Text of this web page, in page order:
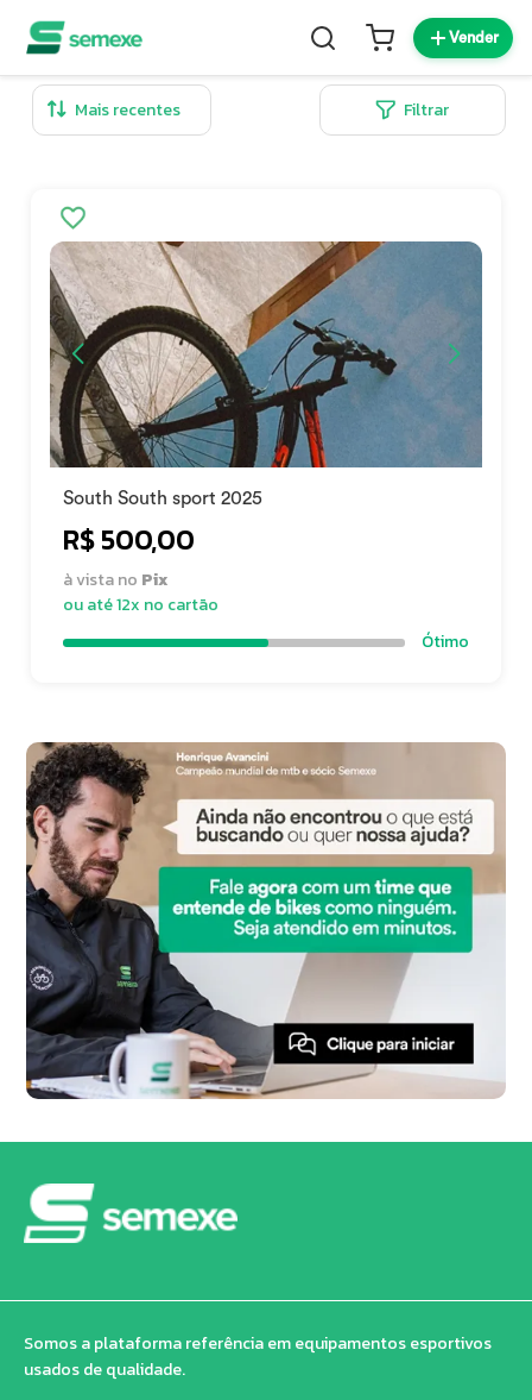
Vender
Filtrar
South South sport 2025
R$ 500,00
à vista no Pix
ou até 12x no cartão
Ótimo
Somos a plataforma referência em equipamentos esportivos
usados de qualidade.